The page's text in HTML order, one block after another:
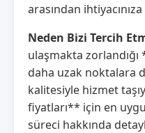
arasından
Neden Bizi Tercih
ulaşmakta
daha uzak noktalara
kalitesiyle hizmet
fiyatları** için en
süreci hakkında